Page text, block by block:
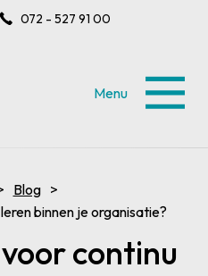
072 - 527 91 00
Menu
Blog
binnen je organisatie?
continu